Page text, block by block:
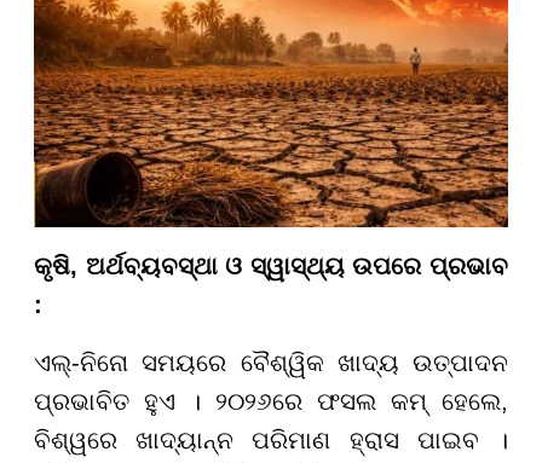
କୃଷି, ଅର୍ଥବ୍ୟବସ୍ଥା ଓ ସ୍ୱାସ୍ଥ୍ୟ ଉପରେ ପ୍ରଭାବ
:
ଏଲ୍-ନିନୋ ସମୟରେ ବୈଶ୍ୱିକ ଖାଦ୍ୟ ଉତ୍ପାଦନ
ପ୍ରଭାବିତ ହୁଏ । ୨୦୨୬ରେ ଫସଲ କମ୍ ହେଲେ,
ବିଶ୍ୱରେ ଖାଦ୍ୟାନ୍ନ ପରିମାଣ ହ୍ରାସ ପାଇବ ।